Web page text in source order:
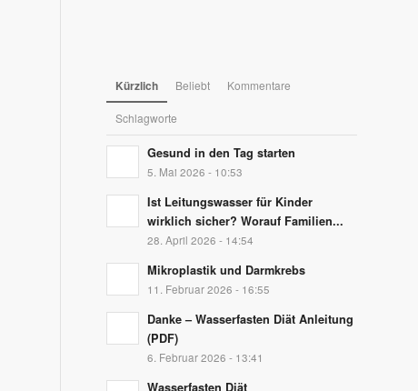
Kürzlich Beliebt Kommentare
Schlagworte
Gesund in den Tag starten
5. Mai 2026 - 10:53
Ist Leitungswasser für Kinder
wirklich sicher? Worauf Familien...
28. April 2026 - 14:54
Mikroplastik und Darmkrebs
11. Februar 2026 - 16:55
Danke – Wasserfasten Diät Anleitung
(PDF)
6. Februar 2026 - 13:41
Wasserfasten Diät